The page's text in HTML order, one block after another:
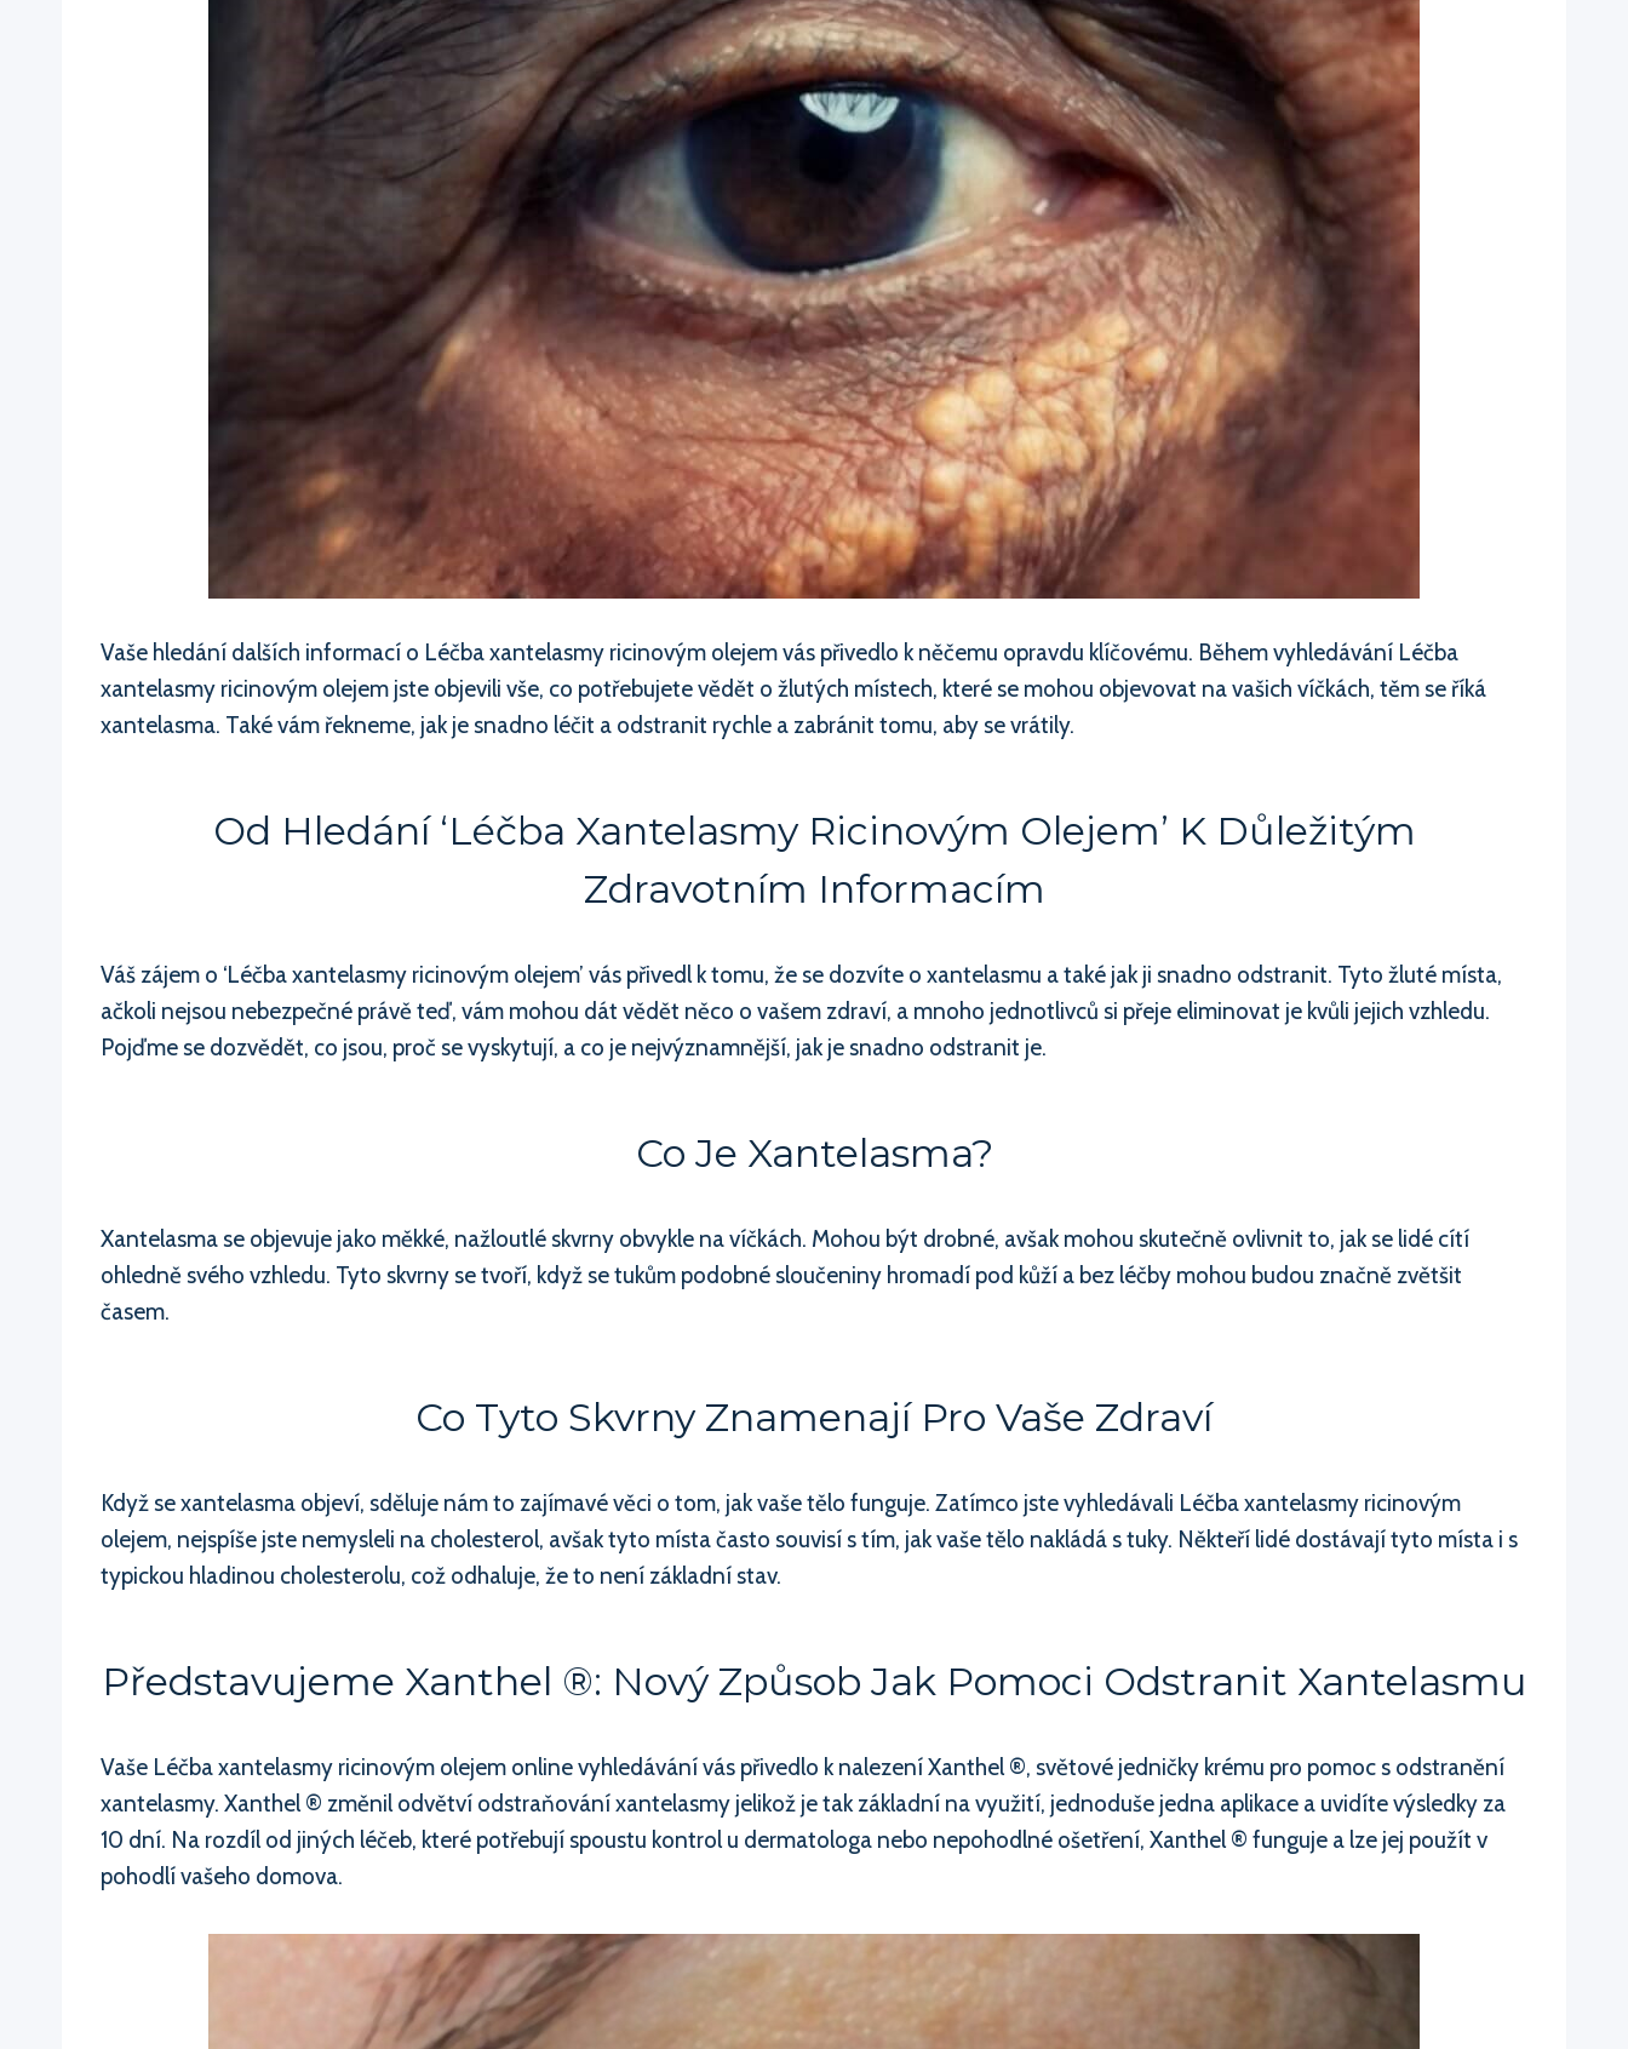
Vaše hledání dalších informací o Léčba xantelasmy ricinovým olejem vás přivedlo k něčemu opravdu klíčovému. Během vyhledávání Léčba
xantelasmy ricinovým olejem jste objevili vše, co potřebujete vědět o žlutých místech, které se mohou objevovat na vašich víčkách, těm se říká
xantelasma. Také vám řekneme, jak je snadno léčit a odstranit rychle a zabránit tomu, aby se vrátily.
Od Hledání ‘Léčba Xantelasmy Ricinovým Olejem’ K Důležitým
Zdravotním Informacím
Váš zájem o ‘Léčba xantelasmy ricinovým olejem’ vás přivedl k tomu, že se dozvíte o xantelasmu a také jak ji snadno odstranit. Tyto žluté místa,
ačkoli nejsou nebezpečné právě teď, vám mohou dát vědět něco o vašem zdraví, a mnoho jednotlivců si přeje eliminovat je kvůli jejich vzhledu.
Pojďme se dozvědět, co jsou, proč se vyskytují, a co je nejvýznamnější, jak je snadno odstranit je.
Co Je Xantelasma?
Xantelasma se objevuje jako měkké, nažloutlé skvrny obvykle na víčkách. Mohou být drobné, avšak mohou skutečně ovlivnit to, jak se lidé cítí
ohledně svého vzhledu. Tyto skvrny se tvoří, když se tukům podobné sloučeniny hromadí pod kůží a bez léčby mohou budou značně zvětšit
časem.
Co Tyto Skvrny Znamenají Pro Vaše Zdraví
Když se xantelasma objeví, sděluje nám to zajímavé věci o tom, jak vaše tělo funguje. Zatímco jste vyhledávali Léčba xantelasmy ricinovým
olejem, nejspíše jste nemysleli na cholesterol, avšak tyto místa často souvisí s tím, jak vaše tělo nakládá s tuky. Někteří lidé dostávají tyto místa i s
typickou hladinou cholesterolu, což odhaluje, že to není základní stav.
Představujeme Xanthel ®: Nový Způsob Jak Pomoci Odstranit Xantelasmu
Vaše Léčba xantelasmy ricinovým olejem online vyhledávání vás přivedlo k nalezení Xanthel ®, světové jedničky krému pro pomoc s odstranění
xantelasmy. Xanthel ® změnil odvětví odstraňování xantelasmy jelikož je tak základní na využití, jednoduše jedna aplikace a uvidíte výsledky za
10 dní. Na rozdíl od jiných léčeb, které potřebují spoustu kontrol u dermatologa nebo nepohodlné ošetření, Xanthel ® funguje a lze jej použít v
pohodlí vašeho domova.